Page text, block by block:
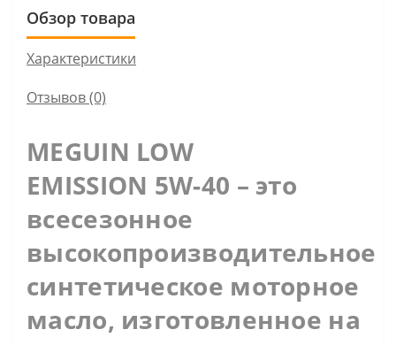
Обзор товара
Характеристики
Отзывов (0)
MEGUIN LOW
EMISSION 5W-40 – это
всесезонное
высокопроизводительное
синтетическое моторное
масло, изготовленное на